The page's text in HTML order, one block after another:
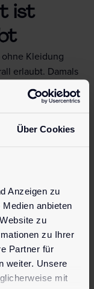
Über Cookies
Anzeigen zu
anbieten
zu
zu Ihrer
Partner für
weiter. Unsere
mit
ist
Kleidung
erlaubt. Damals
einzuhalten.
den eigenen
es extra
FKK-
wie sie es
es gerne tun,
anderer wird
in den
konservativen
es heute fast